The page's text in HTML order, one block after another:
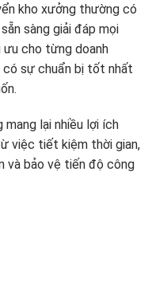
kho xưởng thường có
sàng giải đáp mọi
ưu cho từng doanh
có sự chuẩn bị tốt nhất
mang lại nhiều lợi ích
việc tiết kiệm thời gian,
và bảo vệ tiến độ công